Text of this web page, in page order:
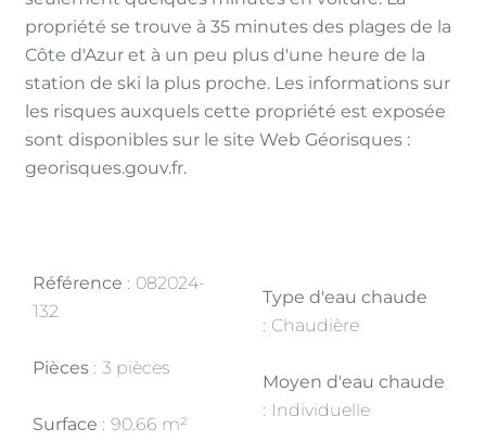
propriété se trouve à 35 minutes des plages de la
Côte d'Azur et à un peu plus d'une heure de la
station de ski la plus proche. Les informations sur
les risques auxquels cette propriété est exposée
sont disponibles sur le site Web Géorisques :
georisques.gouv.fr.
Référence
082024-
132
Pièces 3 pièces
Surface 90.66 m²
Type d'eau chaude
Chaudière
Moyen d'eau chaude
Individuelle